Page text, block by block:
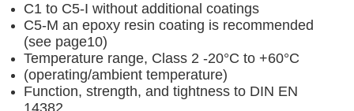
C1 to C5-I without additional coatings
C5-M an epoxy resin coating is recommended
(see page10)
Temperature range, Class 2 -20°C to +60°C
(operating/ambient temperature)
Function, strength, and tightness to DIN EN
14382